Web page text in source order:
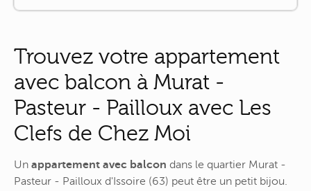
Trouvez votre appartement
avec balcon à Murat -
Pasteur - Pailloux avec Les
Clefs de Chez Moi
Un appartement avec balcon dans le quartier Murat -
Pasteur - Pailloux d'Issoire (63) peut être un petit bijou.